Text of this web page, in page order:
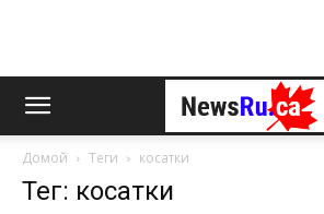
Домой Теги косатки
Тег: косатки